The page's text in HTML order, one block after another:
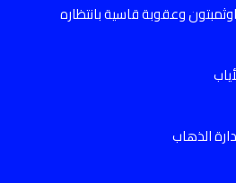
وعقوبة قاسية بانتظاره
الذهاب